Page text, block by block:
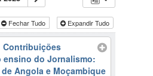
Fechar Tudo Expandir Tudo
Contribuições
ensino do Jornalismo:
Angola e Moçambique